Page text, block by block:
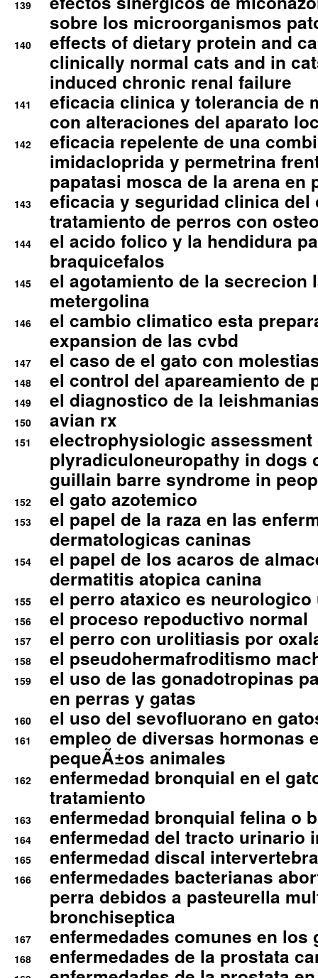
139
sobre los microorganismos
140
effects of dietary protein and
clinically normal cats and in
induced chronic renal failure
141
eficacia clinica y tolerancia de
con alteraciones del aparato
142
eficacia repelente de una
imidacloprida y permetrina
papatasi mosca de la arena en
143
eficacia y seguridad clinica del
tratamiento de perros con
144
el acido folico y la hendidura
braquicefalos
145
el agotamiento de la secrecion
metergolina
146
el cambio climatico esta
expansion de las cvbd
147 el caso de el gato con
148 el control del apareamiento de
149 el diagnostico de la
150 avian rx
151
electrophysiologic assessment
plyradiculoneuropathy in dogs
guillain barre syndrome in
152 el gato azotemico
153
el papel de la raza en las
dermatologicas caninas
154
el papel de los acaros de
dermatitis atopica canina
155 el perro ataxico es
156 el proceso repoductivo normal
157 el perro con urolitiasis por
158 el pseudohermafroditismo
159
el uso de las gonadotropinas
en perras y gatas
160 el uso del sevofluorano en
161
empleo de diversas hormonas
pequeÃ±os animales
162
enfermedad bronquial en el
tratamiento
163 enfermedad bronquial felina o
164 enfermedad del tracto urinario
165 enfermedad discal
166
enfermedades bacterianas
perra debidos a pasteurella
bronchiseptica
167 enfermedades comunes en los
168 enfermedades de la prostata